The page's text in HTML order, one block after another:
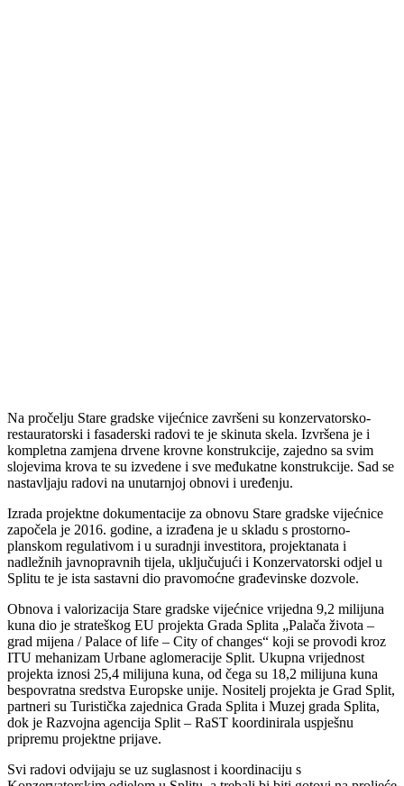
Na pročelju Stare gradske vijećnice završeni su konzervatorsko-
restauratorski i fasaderski radovi te je skinuta skela. Izvršena je i
kompletna zamjena drvene krovne konstrukcije, zajedno sa svim
slojevima krova te su izvedene i sve međukatne konstrukcije. Sad se
nastavljaju radovi na unutarnjoj obnovi i uređenju.
Izrada projektne dokumentacije za obnovu Stare gradske vijećnice
započela je 2016. godine, a izrađena je u skladu s prostorno-
planskom regulativom i u suradnji investitora, projektanata i
nadležnih javnopravnih tijela, uključujući i Konzervatorski odjel u
Splitu te je ista sastavni dio pravomoćne građevinske dozvole.
Obnova i valorizacija Stare gradske vijećnice vrijedna 9,2 milijuna
kuna dio je strateškog EU projekta Grada Splita „Palača života –
grad mijena / Palace of life – City of changes“ koji se provodi kroz
ITU mehanizam Urbane aglomeracije Split. Ukupna vrijednost
projekta iznosi 25,4 milijuna kuna, od čega su 18,2 milijuna kuna
bespovratna sredstva Europske unije. Nositelj projekta je Grad Split,
partneri su Turistička zajednica Grada Splita i Muzej grada Splita,
dok je Razvojna agencija Split – RaST koordinirala uspješnu
pripremu projektne prijave.
Svi radovi odvijaju se uz suglasnost i koordinaciju s